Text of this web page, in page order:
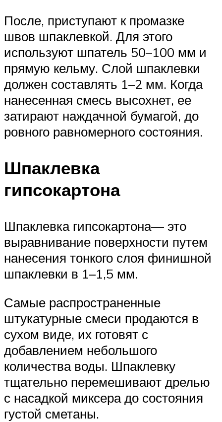
После, приступают к промазке
швов шпаклевкой. Для этого
используют шпатель 50–100 мм и
прямую кельму. Слой шпаклевки
должен составлять 1–2 мм. Когда
нанесенная смесь высохнет, ее
затирают наждачной бумагой, до
ровного равномерного состояния.
Шпаклевка
гипсокартона
Шпаклевка гипсокартона— это
выравнивание поверхности путем
нанесения тонкого слоя финишной
шпаклевки в 1–1,5 мм.
Самые распространенные
штукатурные смеси продаются в
сухом виде, их готовят с
добавлением небольшого
количества воды. Шпаклевку
тщательно перемешивают дрелью
с насадкой миксера до состояния
густой сметаны.